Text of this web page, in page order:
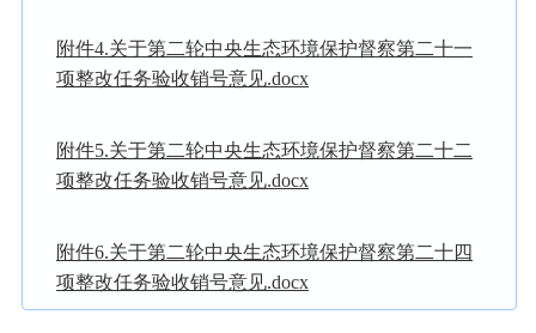
附件4.关于第二轮中央生态环境保护督察第二十一
项整改任务验收销号意见.docx
附件5.关于第二轮中央生态环境保护督察第二十二
项整改任务验收销号意见.docx
附件6.关于第二轮中央生态环境保护督察第二十四
项整改任务验收销号意见.docx